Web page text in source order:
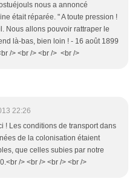
nous a annoncé
était réparée. " A toute pression !
Nous allons pouvoir rattraper le
là-bas, bien loin ! - 16 août 1899
/> <br /> <br /> <br />
22:26
! Les conditions de transport dans
de la colonisation étaient
que celles subies par notre
/> <br /> <br /> <br />